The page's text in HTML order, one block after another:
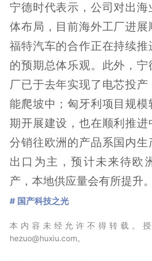
宁德时代表示，公司对出海
体布局，目前海外工厂进展
福特汽车的合作正在持续推
的预期总体乐观。此外，宁
厂已于去年实现了电芯投产
能爬坡中；匈牙利项目规模
期开展建设，也在顺利推进
分销往欧洲的产品系国内生
出口为主，预计未来待欧
产，本地供应量会有所提升。
# 国产科技之光
本内容未经允许不得转载。
hezuo@huxiu.com。